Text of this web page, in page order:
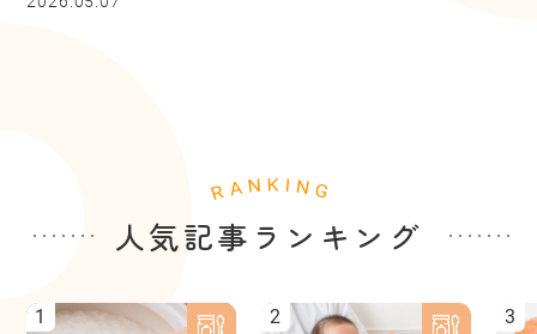
人気記事ランキング
1 2 3